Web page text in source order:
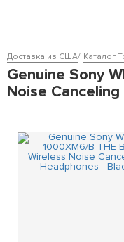
Доставка из США Каталог
Genuine Sony
Noise